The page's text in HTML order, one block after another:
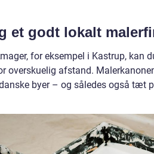
et godt lokalt
for eksempel i Kastrup,
overskuelig afstand.
byer – og således også tæt